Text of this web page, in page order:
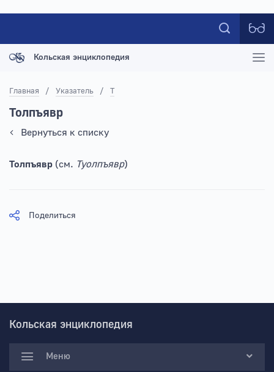
Кольская энциклопедия
Главная / Указатель / Т
Толпъявр
Вернуться к списку
Толпъявр (см. Туолпъявр)
Поделиться
Кольская энциклопедия
Меню